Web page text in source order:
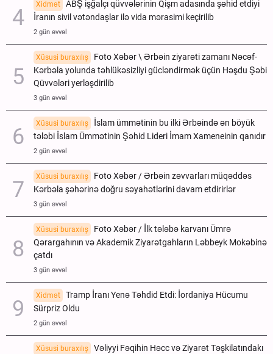
Xidmət
ABŞ işğalçı qüvvələrinin Qişm adasında şəhid etdiyi
İranın sivil vətəndaşlar ilə vida mərasimi keçirilib
2 gün əvvəl
Xüsusi buraxılış
Foto Xəbər \ Ərbəin ziyarəti zamanı Nəcəf-
Kərbəla yolunda təhlükəsizliyi gücləndirmək üçün Həşdu Şəbi
Qüvvələri yerləşdirilib
3 gün əvvəl
Xüsusi buraxılış
İslam ümmətinin bu ilki Ərbəində ən böyük
tələbi İslam Ümmətinin Şəhid Lideri İmam Xameneinin qanıdır
2 gün əvvəl
Xüsusi buraxılış
Foto Xəbər / Ərbəin zəvvarları müqəddəs
Kərbəla şəhərinə doğru səyahətlərini davam etdirirlər
3 gün əvvəl
Xüsusi buraxılış
Foto Xəbər / İlk tələbə karvanı Ümrə
Qərargahının və Akademik Ziyarətgahların Ləbbeyk Mokəbinə
çatdı
3 gün əvvəl
Xidmət
Tramp İranı Yenə Təhdid Etdi: İordaniya Hücumu
Sürpriz Oldu
2 gün əvvəl
Xüsusi buraxılış
Vəliyyi Fəqihin Həcc və Ziyarət Təşkilatındakı